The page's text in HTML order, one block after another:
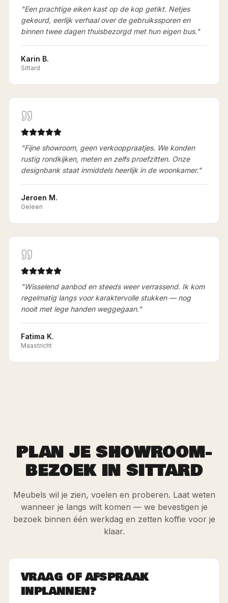
"Een prachtige eiken kast op de kop getikt. Netjes
gekeurd, eerlijk verhaal over de gebruikssporen en
binnen twee dagen thuisbezorgd met hun eigen bus."
Karin B.
Sittard
"Fijne showroom, geen verkooppraatjes. We konden
rustig rondkijken, meten en zelfs proefzitten. Onze
designbank staat inmiddels heerlijk in de woonkamer."
Jeroen M.
Geleen
"Wisselend aanbod en steeds weer verrassend. Ik kom
regelmatig langs voor karaktervolle stukken — nog
nooit met lege handen weggegaan."
Fatima K.
Maastricht
PLAN JE SHOWROOM-
BEZOEK IN SITTARD
Meubels wil je zien, voelen en proberen. Laat weten
wanneer je langs wilt komen — we bevestigen je
bezoek binnen één werkdag en zetten koffie voor je
klaar.
VRAAG OF AFSPRAAK
INPLANNEN?